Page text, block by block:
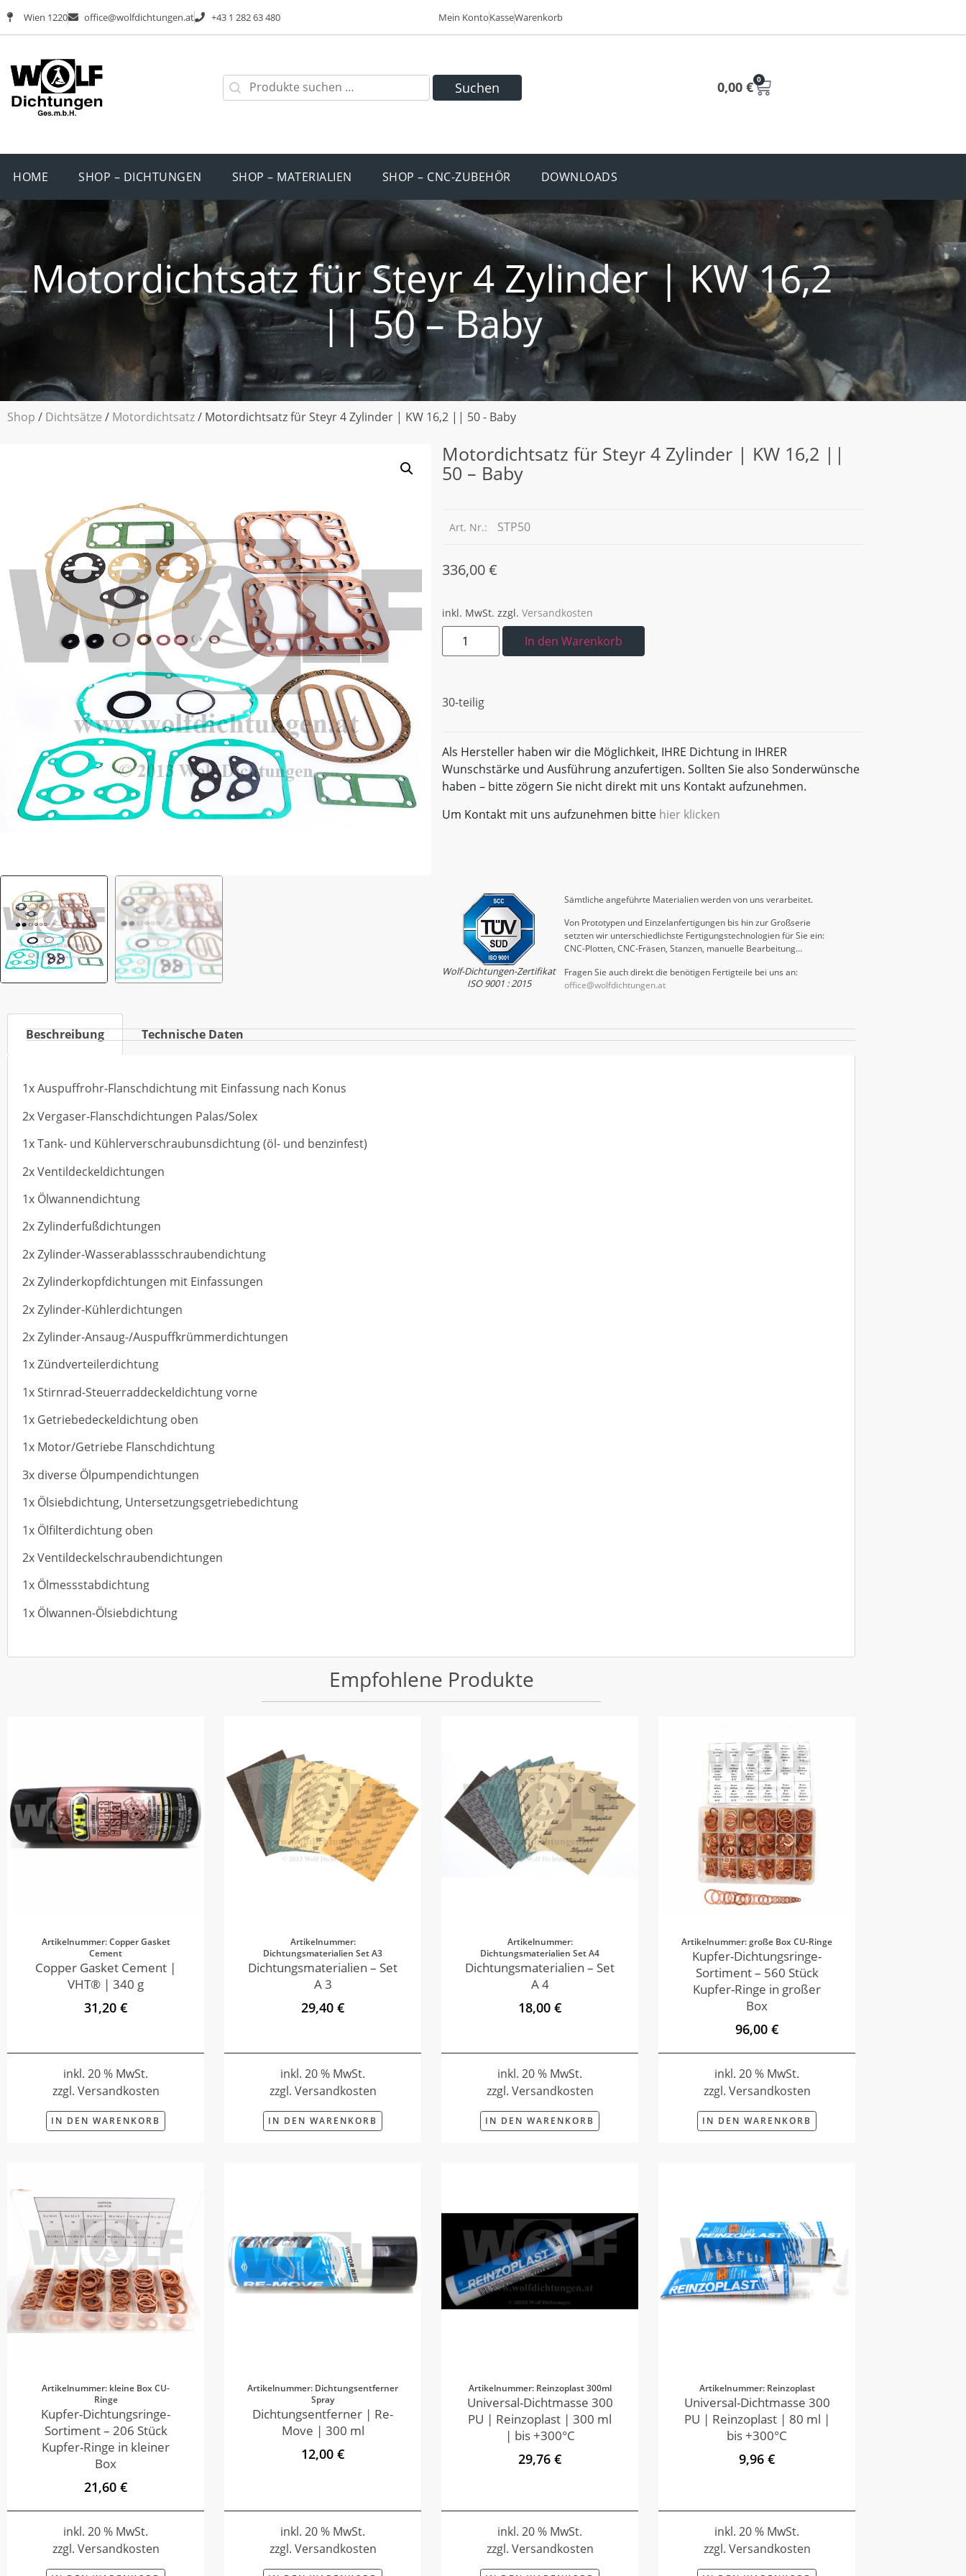
Wien 1220 office@wolfdichtungen.at +43 1 282 63 480 Mein KontoKasseWarenkorb
Suchen 0,00 € 0
HOME SHOP – DICHTUNGEN SHOP – MATERIALIEN SHOP – CNC-ZUBEHÖR DOWNLOADS
Motordichtsatz für Steyr 4 Zylinder | KW 16,2
|| 50 – Baby
Shop / Dichtsätze / Motordichtsatz/ Motordichtsatz für Steyr 4 Zylinder | KW 16,2 || 50 - Baby
Motordichtsatz für Steyr 4 Zylinder | KW 16,2 ||
50 – Baby
Art. Nr.: STP50
336,00€
inkl. MwSt. zzgl. Versandkosten
In den Warenkorb
30-teilig
Als Hersteller haben wir die Möglichkeit, IHRE Dichtung in IHRER
Wunschstärke und Ausführung anzufertigen. Sollten Sie also Sonderwünsche
haben – bitte zögern Sie nicht direkt mit uns Kontakt aufzunehmen.
Um Kontakt mit uns aufzunehmen bitte hier klicken
Wolf-Dichtungen-Zertifikat
ISO 9001 : 2015
Sämtliche angeführte Materialien werden von uns verarbeitet.
Von Prototypen und Einzelanfertigungen bis hin zur Großserie
setzten wir unterschiedlichste Fertigungstechnologien für Sie ein:
CNC-Plotten, CNC-Fräsen, Stanzen, manuelle Bearbeitung…
Fragen Sie auch direkt die benötigen Fertigteile bei uns an:
office@wolfdichtungen.at
Beschreibung Technische Daten
1x Auspuffrohr-Flanschdichtung mit Einfassung nach Konus
2x Vergaser-Flanschdichtungen Palas/Solex
1x Tank- und Kühlerverschraubunsdichtung (öl- und benzinfest)
2x Ventildeckeldichtungen
1x Ölwannendichtung
2x Zylinderfußdichtungen
2x Zylinder-Wasserablassschraubendichtung
2x Zylinderkopfdichtungen mit Einfassungen
2x Zylinder-Kühlerdichtungen
2x Zylinder-Ansaug-/Auspuffkrümmerdichtungen
1x Zündverteilerdichtung
1x Stirnrad-Steuerraddeckeldichtung vorne
1x Getriebedeckeldichtung oben
1x Motor/Getriebe Flanschdichtung
3x diverse Ölpumpendichtungen
1x Ölsiebdichtung, Untersetzungsgetriebedichtung
1x Ölfilterdichtung oben
2x Ventildeckelschraubendichtungen
1x Ölmessstabdichtung
1x Ölwannen-Ölsiebdichtung
Empfohlene Produkte
Artikelnummer: Copper Gasket
Cement
Copper Gasket Cement |
VHT® | 340 g
31,20 €
inkl. 20 % MwSt.
zzgl. Versandkosten
IN DEN WARENKORB
Artikelnummer:
Dichtungsmaterialien Set A3
Dichtungsmaterialien – Set
A 3
29,40 €
inkl. 20 % MwSt.
zzgl. Versandkosten
IN DEN WARENKORB
Artikelnummer:
Dichtungsmaterialien Set A4
Dichtungsmaterialien – Set
A 4
18,00 €
inkl. 20 % MwSt.
zzgl. Versandkosten
IN DEN WARENKORB
Artikelnummer: große Box CU-Ringe
Kupfer-Dichtungsringe-
Sortiment – 560 Stück
Kupfer-Ringe in großer
Box
96,00 €
inkl. 20 % MwSt.
zzgl. Versandkosten
IN DEN WARENKORB
Artikelnummer: kleine Box CU-
Ringe
Kupfer-Dichtungsringe-
Sortiment – 206 Stück
Kupfer-Ringe in kleiner
Box
21,60 €
inkl. 20 % MwSt.
zzgl. Versandkosten
Artikelnummer: Dichtungsentferner
Spray
Dichtungsentferner | Re-
Move | 300 ml
12,00 €
inkl. 20 % MwSt.
zzgl. Versandkosten
Artikelnummer: Reinzoplast 300ml
Universal-Dichtmasse 300
PU | Reinzoplast | 300 ml
| bis +300°C
29,76 €
inkl. 20 % MwSt.
zzgl. Versandkosten
Artikelnummer: Reinzoplast
Universal-Dichtmasse 300
PU | Reinzoplast | 80 ml |
bis +300°C
9,96 €
inkl. 20 % MwSt.
zzgl. Versandkosten